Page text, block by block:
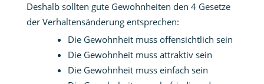
Deshalb sollten gute Gewohnheiten den 4 Gesetze
der Verhaltensänderung entsprechen:
Die Gewohnheit muss offensichtlich sein
Die Gewohnheit muss attraktiv sein
Die Gewohnheit muss einfach sein